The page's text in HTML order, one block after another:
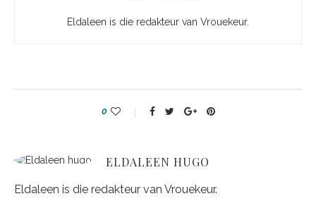
Eldaleen is die redakteur van Vrouekeur.
0
ELDALEEN HUGO
Eldaleen is die redakteur van Vrouekeur.